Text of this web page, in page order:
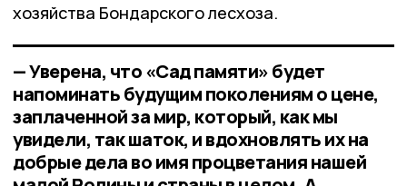
хозяйства Бондарского лесхоза.
— Уверена, что «Сад памяти» будет
напоминать будущим поколениям о цене,
заплаченной за мир, который, как мы
увидели, так шаток, и вдохновлять их на
добрые дела во имя процветания нашей